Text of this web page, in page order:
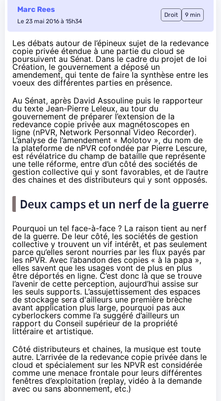
Marc Rees
Le 23 mai 2016 à 15h34
Droit 9 min
Les débats autour de l’épineux sujet de la redevance
copie privée étendue à une partie du cloud se
poursuivent au Sénat. Dans le cadre du projet de loi
Création, le gouvernement a déposé un
amendement, qui tente de faire la synthèse entre les
voeux des différentes parties en présence.
Au Sénat, après David Assouline puis le rapporteur
du texte Jean-Pierre Leleux, au tour du
gouvernement de préparer l’extension de la
redevance copie privée aux magnétoscopes en
ligne (nPVR, Network Personnal Video Recorder).
L’analyse de l’amendement « Molotov », du nom de
la plateforme de nPVR cofondée par Pierre Lescure,
est révélatrice du champ de bataille que représente
une telle réforme, entre d’un côté des sociétés de
gestion collective qui y sont favorables, et de l’autre
des chaines et des distributeurs qui y sont opposés.
Deux camps et un nerf de la guerre
Pourquoi un tel face-à-face ? La raison tient au nerf
de la guerre. De leur côté, les sociétés de gestion
collective y trouvent un vif intérêt, et pas seulement
parce qu’elles seront nourries par les flux payés par
les nPVR. Avec l’abandon des copies « à la papa »,
elles savent que les usages vont de plus en plus
être déportés en ligne. C’est donc là que se trouve
l’avenir de cette perception, aujourd’hui assise sur
les seuls supports. L’assujettissement des espaces
de stockage sera d'ailleurs une première brèche
avant application plus large, pourquoi pas aux
cyberlockers comme l’a suggéré d’ailleurs un
rapport du Conseil supérieur de la propriété
littéraire et artistique.
Côté distributeurs et chaines, la musique est toute
autre. L’arrivée de la redevance copie privée dans le
cloud et spécialement sur les NPVR est considérée
comme une menace frontale pour leurs différentes
fenêtres d’exploitation (replay, vidéo à la demande
avec ou sans abonnement, etc.)